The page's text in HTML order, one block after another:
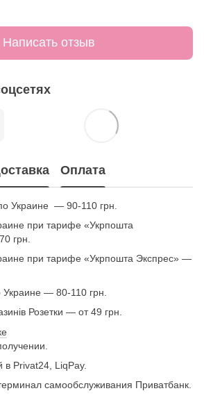
Написать отзыв
Оплата
Украине — 90-110 грн.
при тарифе «Укрпошта
грн.
при тарифе «Укрпошта Экспрес» —
— 80-110 грн.
Розетки — от 49 грн.
в Privat24, LiqPay.
самообслуживания Приватбанк.